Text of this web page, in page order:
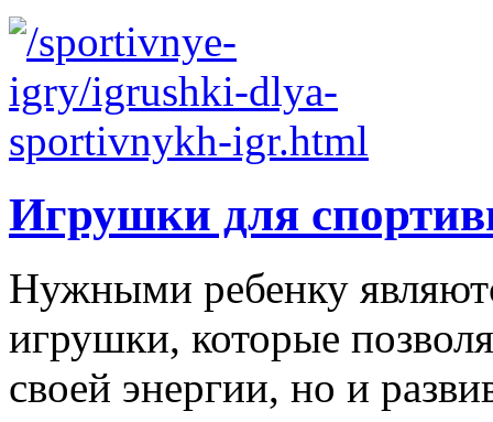
Игрушки для
Нужными ребенку
игрушки, которые
своей энергии, но и